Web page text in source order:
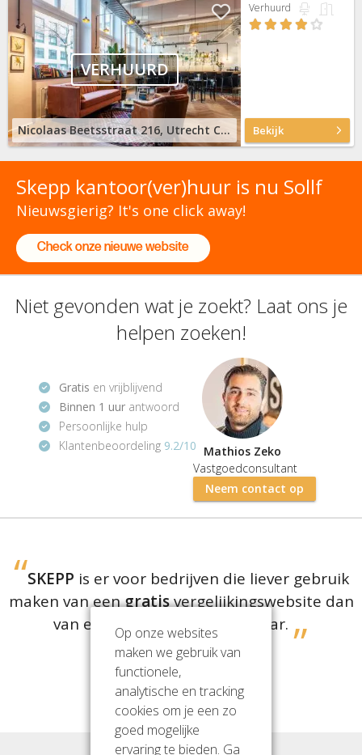
Nicolaas Beetsstraat 216, Utrecht Centrum
VERHUURD
Verhuurd
Bekijk
Skepp kantoor(ver)huur is nu Sollf
Nieuwsgierig? It's one click away!
Check onze nieuwe website
Niet gevonden wat je zoekt? Laat ons je
helpen zoeken!
Gratis en vrijblijvend
Binnen 1 uur antwoord
Persoonlijke hulp
Klantenbeoordeling 9.2/10 Mathios Zeko
Vastgoedconsultant
Neem contact op
SKEPP is er voor bedrijven die liever gebruik
maken van eengratisvergelijkingswebsite dan
van een dure aanhuurmakelaar.
Jullie beoordelen ons met een
(1364reviews)
Op onze websites
maken we gebruik van
functionele,
analytische en tracking
cookies om je een zo
goed mogelijke
ervaring te bieden. Ga